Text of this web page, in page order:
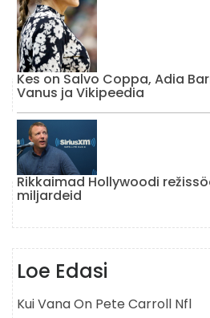
Kes on Salvo Coppa, Adia
Vanus ja Vikipeedia
Rikkaimad Hollywoodi
miljardeid
Loe Edasi
Kui Vana On Pete Carroll Nfl